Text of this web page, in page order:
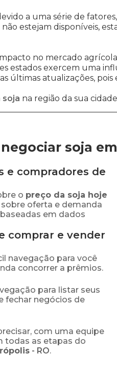
a uma série de
não estejam disponíveis,
no mercado
estados exercem uma
últimas atualizações,
soja na região da sua
soja
e compradores de
o preço da soja hoje
oferta e demanda
em dados
comprar e vender
navegação para você
concorrer a prêmios.
para listar seus
fechar negócios de
com uma equipe
todas as etapas do
- RO.